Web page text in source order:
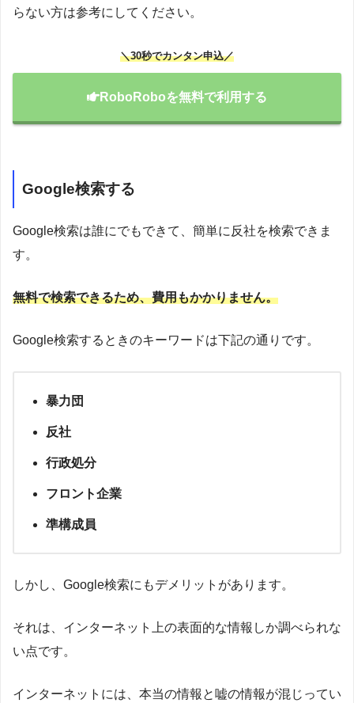
らない方は参考にしてください。
＼30秒でカンタン申込／
RoboRoboを無料で利用する
Google検索する
Google検索は誰にでもできて、簡単に反社を検索できま
す。
無料で検索できるため、費用もかかりません。
Google検索するときのキーワードは下記の通りです。
暴力団
反社
行政処分
フロント企業
準構成員
しかし、Google検索にもデメリットがあります。
それは、インターネット上の表面的な情報しか調べられな
い点です。
インターネットには、本当の情報と嘘の情報が混じってい